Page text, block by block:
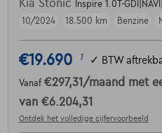
Kia Stonic
Inspire 1.0T-
10/2024
18.500 km Benzine
€19.690 1 ✓ BTW
Vanaf €297,31 /maand met
van €6.204,31
Ontdek het volledige cijfervoorbeeld